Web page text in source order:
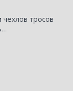
тросов